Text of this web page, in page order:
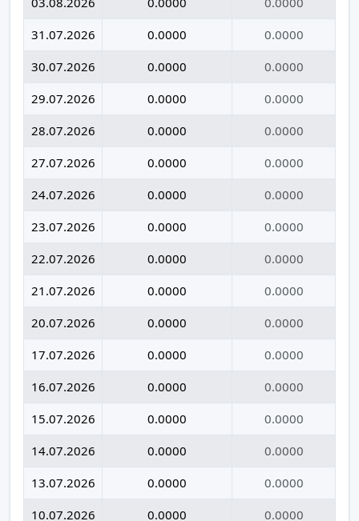
31.07.2026
0.0000
0.0000
30.07.2026
0.0000
0.0000
29.07.2026
0.0000
0.0000
28.07.2026
0.0000
0.0000
27.07.2026
0.0000
0.0000
24.07.2026
0.0000
0.0000
23.07.2026
0.0000
0.0000
22.07.2026
0.0000
0.0000
21.07.2026
0.0000
0.0000
20.07.2026
0.0000
0.0000
17.07.2026
0.0000
0.0000
16.07.2026
0.0000
0.0000
15.07.2026
0.0000
0.0000
14.07.2026
0.0000
0.0000
13.07.2026
0.0000
0.0000
10.07.2026
0.0000 0.0000